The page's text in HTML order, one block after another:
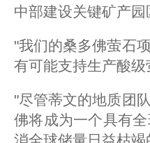
中部建设关键矿产
"我们的桑多佛萤石
有可能支持生产酸级
"尽管蒂文的地质团
佛将成为一个具有